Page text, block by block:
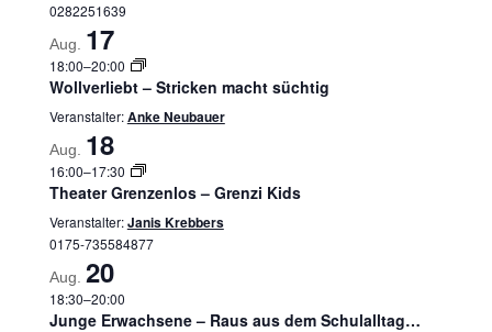
0282251639
Aug. 17
18:00–20:00
Wollverliebt – Stricken macht süchtig
Veranstalter:Anke Neubauer
Aug. 18
16:00–17:30
Theater Grenzenlos – Grenzi Kids
Veranstalter:Janis Krebbers
0175-735584877
Aug. 20
18:30–20:00
Junge Erwachsene – Raus aus dem Schulalltag…